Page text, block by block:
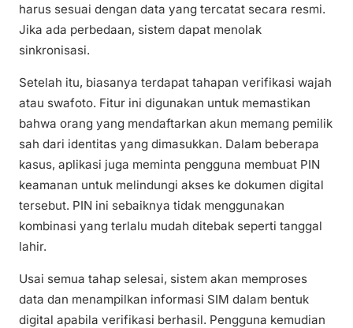
harus sesuai dengan data yang tercatat secara resmi.
Jika ada perbedaan, sistem dapat menolak
sinkronisasi.
Setelah itu, biasanya terdapat tahapan verifikasi wajah
atau swafoto. Fitur ini digunakan untuk memastikan
bahwa orang yang mendaftarkan akun memang pemilik
sah dari identitas yang dimasukkan. Dalam beberapa
kasus, aplikasi juga meminta pengguna membuat PIN
keamanan untuk melindungi akses ke dokumen digital
tersebut. PIN ini sebaiknya tidak menggunakan
kombinasi yang terlalu mudah ditebak seperti tanggal
lahir.
Usai semua tahap selesai, sistem akan memproses
data dan menampilkan informasi SIM dalam bentuk
digital apabila verifikasi berhasil. Pengguna kemudian